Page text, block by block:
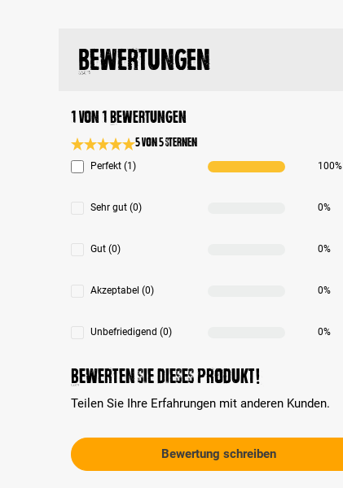
Bewertungen
1 von 1 Bewertungen
Durchschnittliche Bewertung 5 von 5 Sternen
5 von 5 Sternen
Perfekt (1) 100%
Sehr gut (0) 0%
Gut (0) 0%
Akzeptabel (0) 0%
Unbefriedigend (0) 0%
Bewerten Sie dieses Produkt!
Teilen Sie Ihre Erfahrungen mit anderen Kunden.
Bewertung schreiben